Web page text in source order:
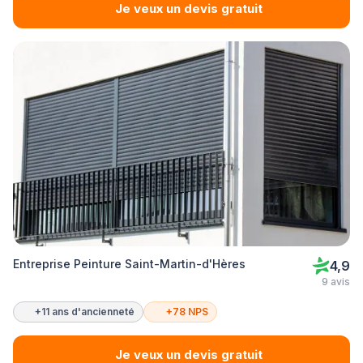
Je veux un devis gratuit
Entreprise Peinture Saint-Martin-d'Hères 4,9
9 avis
+11 ans d'ancienneté +78 NPS
Je veux un devis gratuit